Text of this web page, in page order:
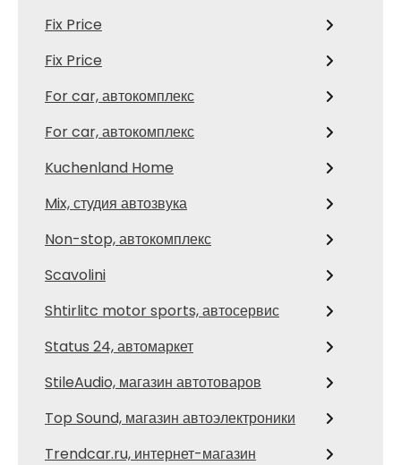
Fix Price
Fix Price
For car, автокомплекс
For car, автокомплекс
Kuchenland Home
Mix, студия автозвука
Non-stop, автокомплекс
Scavolini
Shtirlitc motor sports, автосервис
Status 24, автомаркет
StileAudio, магазин автотоваров
Top Sound, магазин автоэлектроники
Trendcar.ru, интернет-магазин